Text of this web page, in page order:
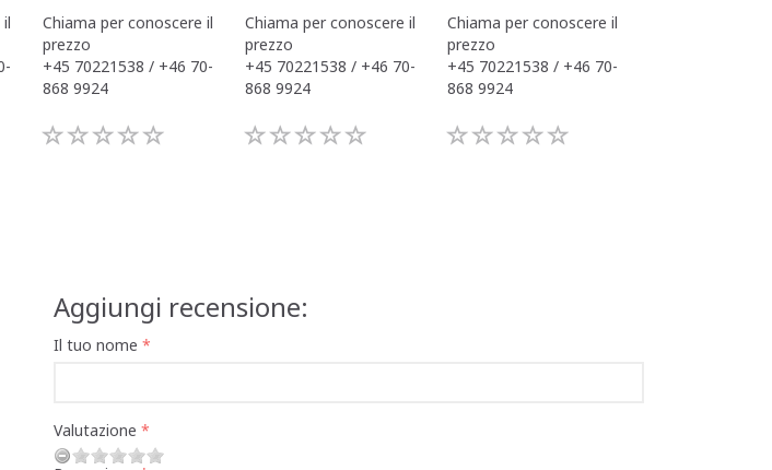
Chiama per conoscere il
prezzo
+45 70221538 / +46 70-
868 9924
Chiama per conoscere il
prezzo
+45 70221538 / +46 70-
868 9924
Chiama per conoscere il
prezzo
+45 70221538 / +46 70-
868 9924
Aggiungi recensione:
Il tuo nome
Valutazione